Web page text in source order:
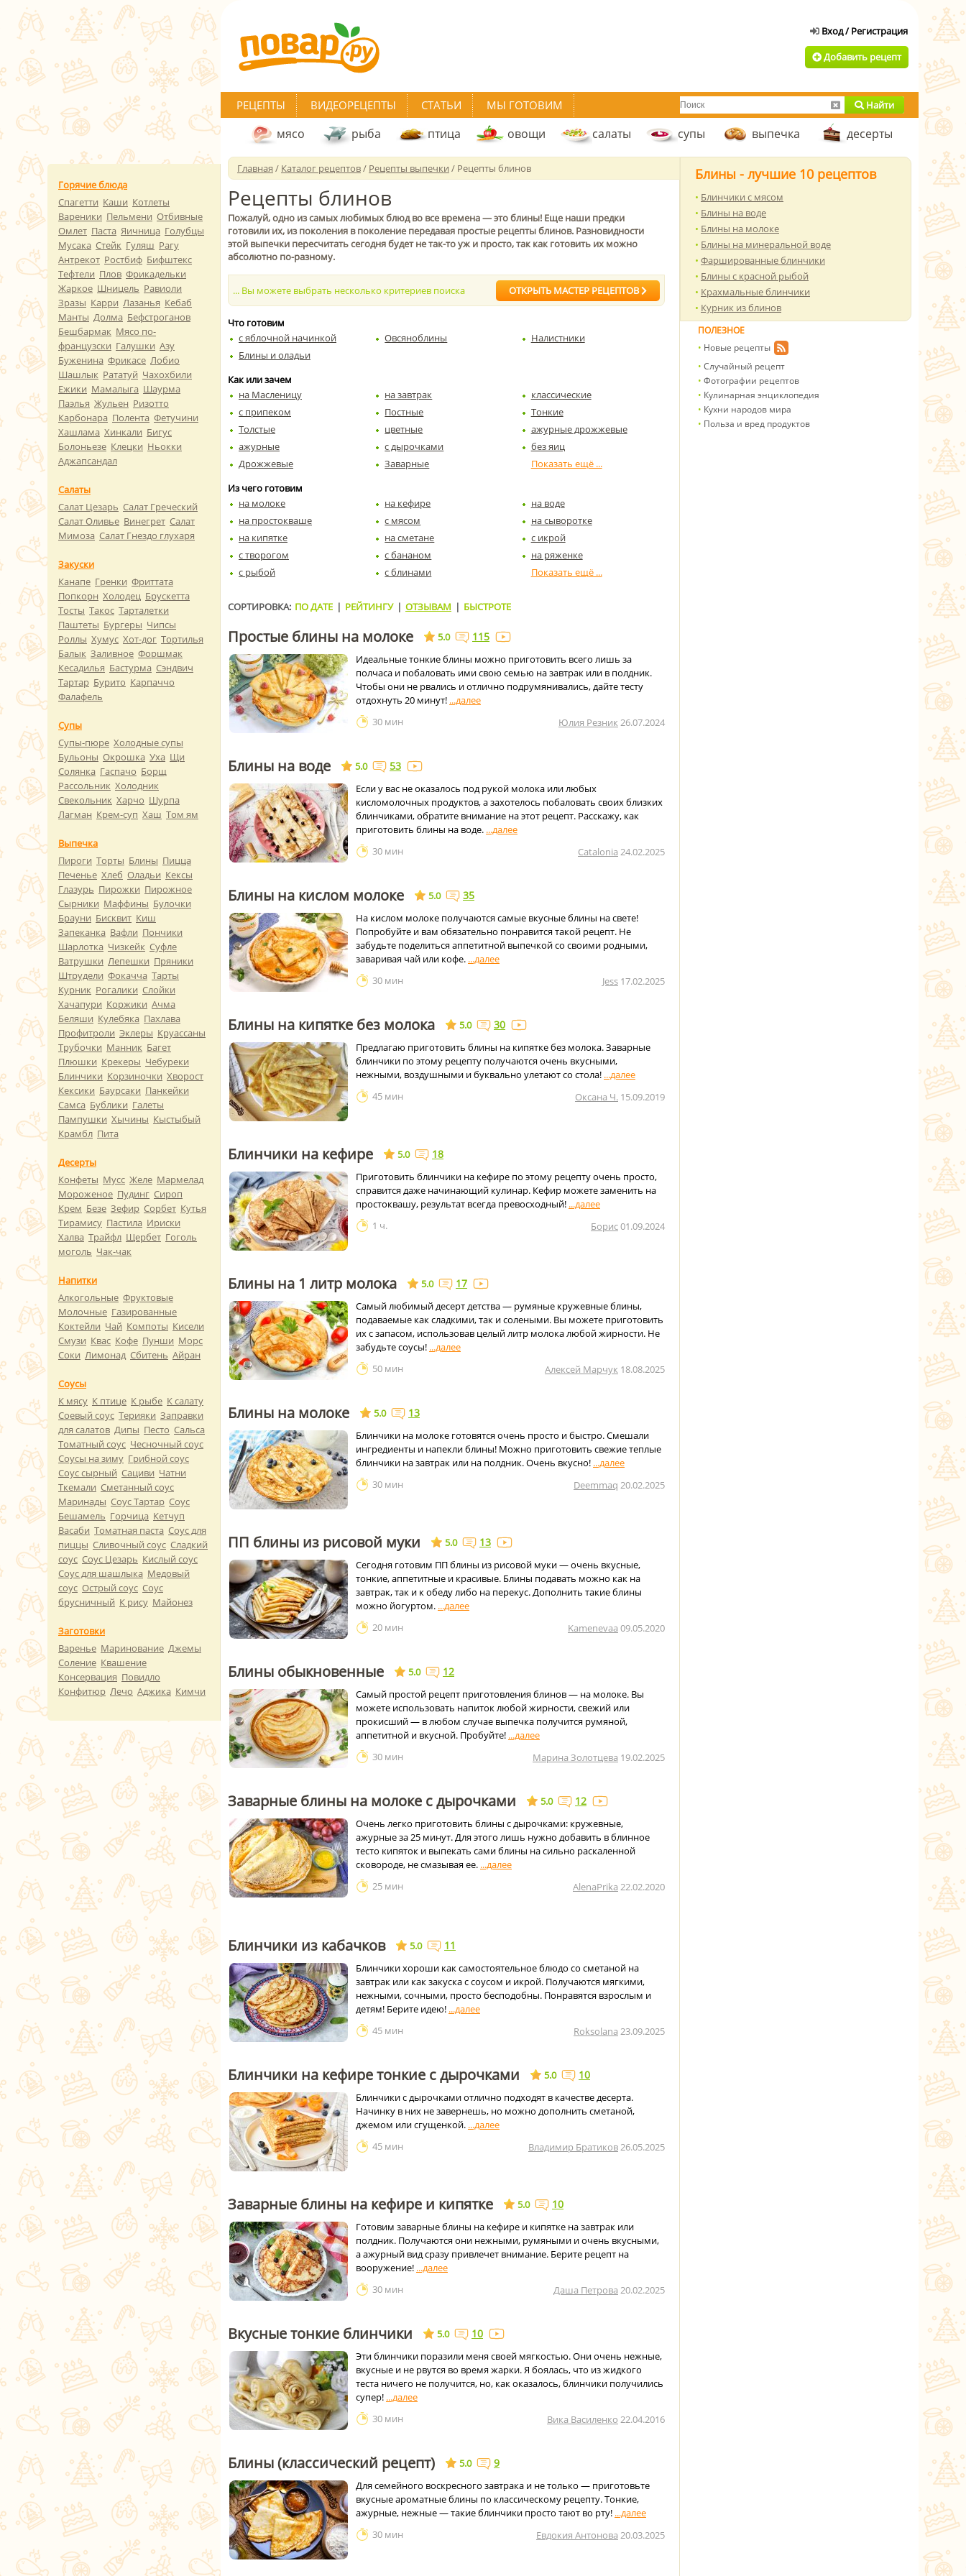
Добавить рецепт
РЕЦЕПТЫ ВИДЕОРЕЦЕПТЫ СТАТЬИ МЫ ГОТОВИМ Найти
мясо рыба птица овощи салаты супы выпечка десерты
Главная / Каталог рецептов/ Рецепты выпечки / Рецепты блинов
Рецепты блинов
Пожалуй, одно из самых любимых блюд во все времена — это блины! Еще наши предки
готовили их, из поколения в поколение передавая простые рецепты блинов. Разновидности
этой выпечки пересчитать сегодня будет не так-то уж и просто, так как готовить их можно
абсолютно по-разному.
... Вы можете выбрать несколько критериев поиска ОТКРЫТЬ МАСТЕР РЕЦЕПТОВ
Что готовим
с яблочной начинкой
Овсяноблины
Налистники
Блины и оладьи
Как или зачем
на Масленицу
на завтрак
классические
с припеком
Постные
Тонкие
Толстые
цветные
ажурные дрожжевые
ажурные
с дырочками
без яиц
Дрожжевые
Заварные
Из чего готовим
на молоке
на кефире
на воде
на простокваше
с мясом
на сыворотке
на кипятке
на сметане
с икрой
с творогом
с бананом
на ряженке
с рыбой
с блинами
СОРТИРОВКА: ПО ДАТЕ | РЕЙТИНГУ | ОТЗЫВАМ | БЫСТРОТЕ
Простые блины на молоке 5.0 115
Идеальные тонкие блины можно приготовить всего лишь за
полчаса и побаловать ими свою семью на завтрак или в полдник.
Чтобы они не рвались и отлично подрумянивались, дайте тесту
отдохнуть 20 минут!
30 мин
Юлия Резник 26.07.2024
Блины на воде 5.0 53
Если у вас не оказалось под рукой молока или любых
кисломолочных продуктов, а захотелось побаловать своих близких
блинчиками, обратите внимание на этот рецепт. Расскажу, как
приготовить блины на воде.
30 мин
Catalonia 24.02.2025
Блины на кислом молоке 5.0 35
На кислом молоке получаются самые вкусные блины на свете!
Попробуйте и вам обязательно понравится такой рецепт. Не
забудьте поделиться аппетитной выпечкой со своими родными,
заваривая чай или кофе.
30 мин
Jess 17.02.2025
Блины на кипятке без молока 5.0 30
Предлагаю приготовить блины на кипятке без молока. Заварные
блинчики по этому рецепту получаются очень вкусными,
нежными, воздушными и буквально улетают со стола!
45 мин
Оксана Ч. 15.09.2019
Блинчики на кефире 5.0 18
Приготовить блинчики на кефире по этому рецепту очень просто,
справится даже начинающий кулинар. Кефир можете заменить на
простоквашу, результат всегда превосходный!
1 ч.
Борис01.09.2024
Блины на 1 литр молока 5.0 17
Самый любимый десерт детства — румяные кружевные блины,
подаваемые как сладкими, так и солеными. Вы можете приготовить
их с запасом, использовав целый литр молока любой жирности. Не
забудьте соусы!
50 мин
Алексей Марчук 18.08.2025
Блины на молоке 5.0 13
Блинчики на молоке готовятся очень просто и быстро. Смешали
ингредиенты и напекли блины! Можно приготовить свежие теплые
блинчики на завтрак или на полдник. Очень вкусно!
30 мин
Deemmaq 20.02.2025
ПП блины из рисовой муки 5.0 13
Сегодня готовим ПП блины из рисовой муки — очень вкусные,
тонкие, аппетитные и красивые. Блины подавать можно как на
завтрак, так и к обеду либо на перекус. Дополнить такие блины
можно йогуртом.
20 мин
Kamenevaa 09.05.2020
Блины обыкновенные 5.0 12
Самый простой рецепт приготовления блинов — на молоке. Вы
можете использовать напиток любой жирности, свежий или
прокисший — в любом случае выпечка получится румяной,
аппетитной и вкусной. Пробуйте!
30 мин
Марина Золотцева 19.02.2025
Заварные блины на молоке с дырочками 5.0 12
Очень легко приготовить блины с дырочками: кружевные,
ажурные за 25 минут. Для этого лишь нужно добавить в блинное
тесто кипяток и выпекать сами блины на сильно раскаленной
сковороде, не смазывая ее.
25 мин
AlenaPrika 22.02.2020
Блинчики из кабачков 5.0 11
Блинчики хороши как самостоятельное блюдо со сметаной на
завтрак или как закуска с соусом и икрой. Получаются мягкими,
нежными, сочными, просто бесподобны. Понравятся взрослым и
детям! Берите идею!
45 мин
Roksolana 23.09.2025
Блинчики на кефире тонкие с дырочками 5.0 10
Блинчики с дырочками отлично подходят в качестве десерта.
Начинку в них не завернешь, но можно дополнить сметаной,
джемом или сгущенкой.
45 мин
Владимир Братиков26.05.2025
Заварные блины на кефире и кипятке 5.0 10
Готовим заварные блины на кефире и кипятке на завтрак или
полдник. Получаются они нежными, румяными и очень вкусными,
а ажурный вид сразу привлечет внимание. Берите рецепт на
вооружение!
30 мин
Даша Петрова 20.02.2025
Вкусные тонкие блинчики 5.0 10
Эти блинчики поразили меня своей мягкостью. Они очень нежные,
вкусные и не рвутся во время жарки. Я боялась, что из жидкого
теста ничего не получится, но, как оказалось, блинчики получились
супер!
30 мин
Вика Василенко 22.04.2016
Блины (классический рецепт) 5.0 9
Для семейного воскресного завтрака и не только — приготовьте
вкусные ароматные блины по классическому рецепту. Тонкие,
ажурные, нежные — такие блинчики просто тают во рту!
30 мин
Евдокия Антонова 20.03.2025
Блины - лучшие 10 рецептов
Блинчики с мясом
Блины на воде
Блины на молоке
Блины на минеральной воде
Фаршированные блинчики
Блины с красной рыбой
Крахмальные блинчики
Курник из блинов
ПОЛЕЗНОЕ
Новые рецепты
Случайный рецепт
Фотографии рецептов
Кулинарная энциклопедия
Кухни народов мира
Польза и вред продуктов
Горячие блюда
Спагетти Каши Котлеты
Вареники Пельмени Отбивные
Омлет Паста Яичница Голубцы
Мусака Стейк Гуляш Рагу
Антрекот Ростбиф Бифштекс
Тефтели Плов Фрикадельки
Жаркое Шницель Равиоли
Зразы Карри Лазанья Кебаб
Манты Долма Бефстроганов
Бешбармак Мясо по-
французски Галушки Азу
Буженина Фрикасе Лобио
Шашлык Рататуй Чахохбили
Ежики Мамалыга Шаурма
Паэлья Жульен Ризотто
Карбонара Полента Фетучини
Хашлама Хинкали Бигус
Болоньезе Клецки Ньокки
Аджапсандал
Салаты
Салат Цезарь Салат Греческий
Салат Оливье Винегрет Салат
Мимоза Салат Гнездо глухаря
Закуски
Канапе Гренки Фриттата
Попкорн Холодец Брускетта
Тосты Такос Тарталетки
Паштеты Бургеры Чипсы
Роллы Хумус Хот-дог Тортилья
Балык Заливное Форшмак
Кесадилья Бастурма Сэндвич
Тартар Бурито Карпаччо
Фалафель
Супы
Супы-пюре Холодные супы
Бульоны Окрошка Уха Щи
Солянка Гаспачо Борщ
Рассольник Холодник
Свекольник Харчо Шурпа
Лагман Крем-суп Хаш Том ям
Выпечка
Пироги Торты Блины Пицца
Печенье Хлеб Оладьи Кексы
Глазурь Пирожки Пирожное
Сырники Маффины Булочки
Брауни Бисквит Киш
Запеканка Вафли Пончики
Шарлотка Чизкейк Суфле
Ватрушки Лепешки Пряники
Штрудели Фокачча Тарты
Курник Рогалики Слойки
Хачапури Коржики Ачма
Беляши Кулебяка Пахлава
Профитроли Эклеры Круассаны
Трубочки Манник Багет
Плюшки Крекеры Чебуреки
Блинчики Корзиночки Хворост
Кексики Баурсаки Панкейки
Самса Бублики Галеты
Пампушки Хычины Кыстыбый
Крамбл Пита
Десерты
Конфеты Мусс Желе Мармелад
Мороженое Пудинг Сироп
Крем Безе Зефир Сорбет Кутья
Тирамису Пастила Ириски
Халва Трайфл Щербет Гоголь
моголь Чак-чак
Напитки
Алкогольные Фруктовые
Молочные Газированные
Коктейли Чай Компоты Кисели
Смузи Квас Кофе Пунши Морс
Соки Лимонад Сбитень Айран
Соусы
К мясу К птице К рыбе К салату
Соевый соус Терияки Заправки
для салатов Дипы Песто Сальса
Томатный соус Чесночный соус
Соусы на зиму Грибной соус
Соус сырный Сациви Чатни
Ткемали Сметанный соус
Маринады Соус Тартар Соус
Бешамель Горчица Кетчуп
Васаби Томатная паста Соус для
пиццы Сливочный соус Сладкий
соус Соус Цезарь Кислый соус
Соус для шашлыка Медовый
соус Острый соус Соус
брусничный К рису Майонез
Заготовки
Варенье Маринование Джемы
Соление Квашение
Консервация Повидло
Конфитюр Лечо Аджика Кимчи